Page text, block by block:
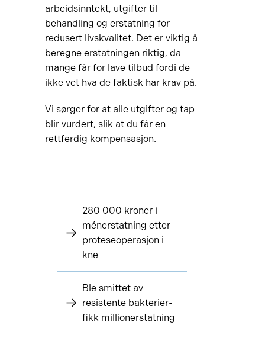
arbeidsinntekt, utgifter til
behandling og erstatning for
redusert livskvalitet. Det er viktig å
beregne erstatningen riktig, da
mange får for lave tilbud fordi de
ikke vet hva de faktisk har krav på.
Vi sørger for at alle utgifter og tap
blir vurdert, slik at du får en
rettferdig kompensasjon.
280 000 kroner i
ménerstatning etter
proteseoperasjon i
kne
Ble smittet av
resistente bakterier-
fikk millionerstatning